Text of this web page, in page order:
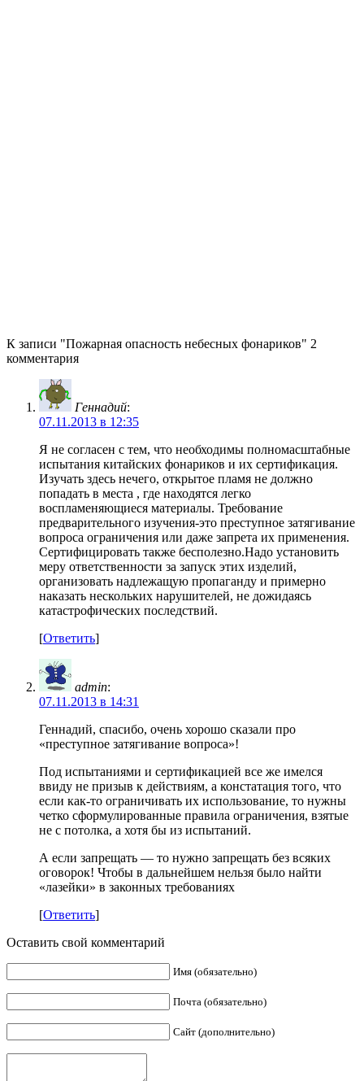
К записи "Пожарная опасность небесных фонариков" 2
комментария
Геннадий:
07.11.2013 в 12:35
Я не согласен с тем, что необходимы полномасштабные
испытания китайских фонариков и их сертификация.
Изучать здесь нечего, открытое пламя не должно
попадать в места , где находятся легко
воспламеняющиеся материалы. Требование
предварительного изучения-это преступное затягивание
вопроса ограничения или даже запрета их применения.
Сертифицировать также бесполезно.Надо установить
меру ответственности за запуск этих изделий,
организовать надлежащую пропаганду и примерно
наказать нескольких нарушителей, не дожидаясь
катастрофических последствий.
[Ответить]
admin:
07.11.2013 в 14:31
Геннадий, спасибо, очень хорошо сказали про
«преступное затягивание вопроса»!
Под испытаниями и сертификацией все же имелся
ввиду не призыв к действиям, а констатация того, что
если как-то ограничивать их использование, то нужны
четко сформулированные правила ограничения, взятые
не с потолка, а хотя бы из испытаний.
А если запрещать — то нужно запрещать без всяких
оговорок! Чтобы в дальнейшем нельзя было найти
«лазейки» в законных требованиях
[Ответить]
Оставить свой комментарий
Имя (обязательно)
Почта (обязательно)
Сайт (дополнительно)